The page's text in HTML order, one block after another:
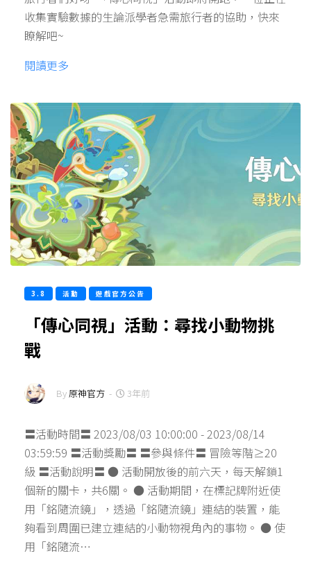
收集實驗數據的生論派學者急需旅行者的協助，快來
瞭解吧~
閱讀更多
3.8 活動 遊戲官方公告
「傳心同視」活動：尋找小動物挑
戰
By原神官方 - 3年前
〓活動時間〓 2023/08/03 10:00:00 - 2023/08/14
03:59:59 〓活動獎勵〓 〓參與條件〓 冒險等階≥20
級 〓活動說明〓 ● 活動開放後的前六天，每天解鎖1
個新的關卡，共6關。 ● 活動期間，在標記牌附近使
用「銘隨流鏡」，透過「銘隨流鏡」連結的裝置，能
夠看到周圍已建立連結的小動物視角內的事物。 ● 使
用「銘隨流…